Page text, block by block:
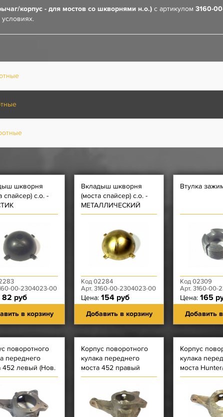
корпус - для мостов со шкворнями н.о.) с артикулом 3160-
шкворня
спайсер) с.о. -
00-2304023-00
82 руб
в корзину
Вкладыш шкворня
(моста спайсер) с.о. -
МЕТАЛЛИЧЕСКИЙ
Код 02284
Арт. 3160-00-2304023-00
Цена: 154 руб
Добавить в корзину
Втулка
Код 02309
Арт. 3160-00-
Цена: 165
Добавить
поворотного
переднего
452 левый (Нов.
Дисковые
Корпус поворотного
кулака переднего
моста 452 правый
(Нов. Шкворни,
Без рычага ПК)
Корпус
кулака
моста
левый